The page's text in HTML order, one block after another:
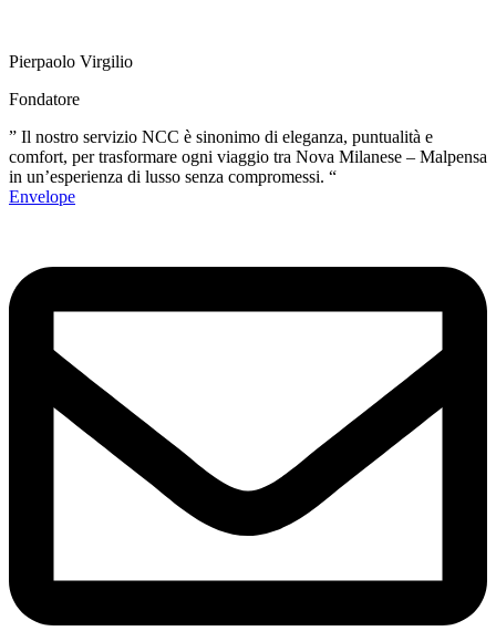
Pierpaolo Virgilio
Fondatore
” Il nostro servizio NCC è sinonimo di eleganza, puntualità e
comfort, per trasformare ogni viaggio tra Nova Milanese – Malpensa
in un’esperienza di lusso senza compromessi. “
Envelope